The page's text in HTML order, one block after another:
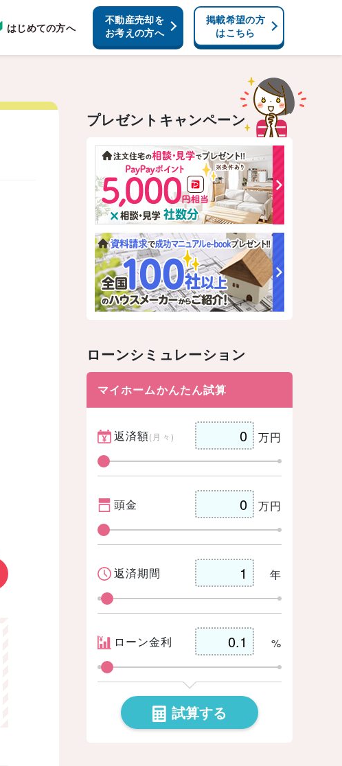
はじめての方へ
不動産売却を
お考えの方へ
掲載希望の方
はこちら
プレゼントキャンペーン
ローンシミュレーション
マイホームかんたん試算
返済額(月々) 万円
頭金 万円
返済期間 年
ローン金利 %
試算する